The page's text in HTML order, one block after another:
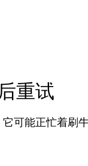
重试
可能正忙着刷